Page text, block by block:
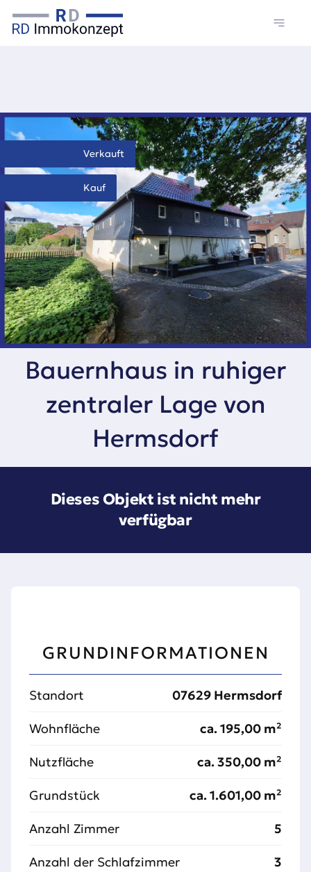
Verkauft
Kauf
Bauernhaus in ruhiger
zentraler Lage von
Hermsdorf
Dieses Objekt ist nicht mehr
verfügbar
GRUNDINFORMATIONEN
Standort 07629 Hermsdorf
Wohnfläche ca. 195,00 m²
Nutzfläche ca. 350,00 m²
Grundstück ca. 1.601,00 m²
Anzahl Zimmer 5
Anzahl der Schlafzimmer 3